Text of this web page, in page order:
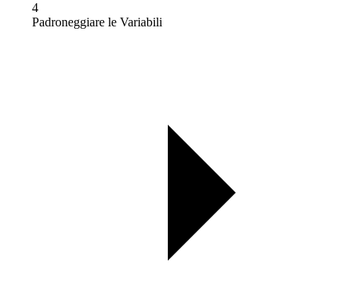
4
Padroneggiare le Variabili